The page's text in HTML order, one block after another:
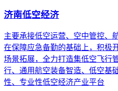
济南低空经济
主要承接低空运营、空中管控、
在保障应急备勤的基础上，积极
场景拓展，全力打造集低空飞行
行、通用航空装备智造、低空基
性、专业性低空经济产业平台